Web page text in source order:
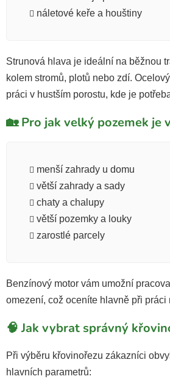
náletové keře a houštiny
Strunová hlava je ideální na běžnou
kolem stromů, plotů nebo zdí.
práci v hustším porostu, kde je
🏡 Pro jak velký pozemek je
menší zahrady u domu
větší zahrady a sady
chaty a chalupy
větší pozemky a louky
zarostlé parcely
Benzínový motor vám umožní
omezení, což oceníte hlavně při práci
🧠 Jak vybrat správný
Při výběru křovinořezu zákazníci
hlavních parametrů: